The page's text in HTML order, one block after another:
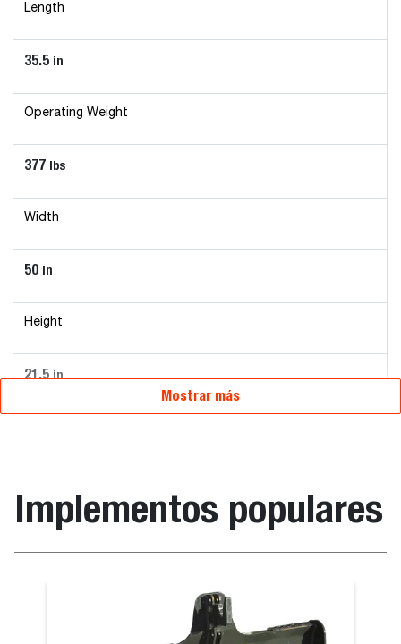
Length
35.5 in
Operating Weight
377 lbs
Width
50 in
Height
21.5 in
Mostrar más
Implementos populares